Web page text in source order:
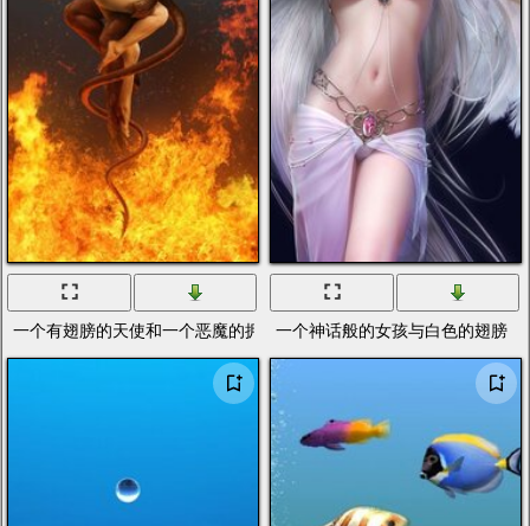
一个有翅膀的天使和一个恶魔的拥抱徘徊在天堂和火热的深渊之间
一个神话般的女孩与白色的翅膀